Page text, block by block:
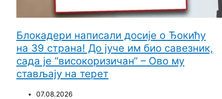
Блокадери написали досије о Ђокићу
на 39 страна! До јуче им био савезник,
сада је “високоризичан“ – Ово му
стављају на терет
07.08.2026